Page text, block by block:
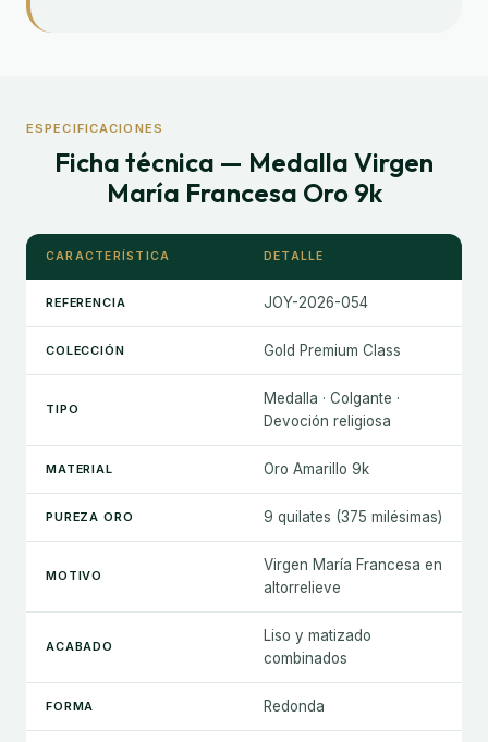
ESPECIFICACIONES
Ficha técnica — Medalla Virgen
María Francesa Oro 9k
CARACTERÍSTICA DETALLE
REFERENCIA JOY-2026-054
COLECCIÓN Gold Premium Class
TIPO
Medalla · Colgante ·
Devoción religiosa
MATERIAL Oro Amarillo 9k
PUREZA ORO 9 quilates (375 milésimas)
MOTIVO
Virgen María Francesa en
altorrelieve
ACABADO
Liso y matizado
combinados
FORMA Redonda